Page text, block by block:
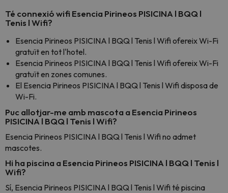
Té connexió wifi Esencia Pirineos PISICINA l BQQ l
Tenis l Wifi?
Esencia Pirineos PISICINA l BQQ l Tenis l Wifi ofereix Wi-Fi
gratuït en tot l'hotel.
Esencia Pirineos PISICINA l BQQ l Tenis l Wifi ofereix Wi-Fi
gratuït en zones comunes.
El Esencia Pirineos PISICINA l BQQ l Tenis l Wifi disposa de
Wi-Fi.
Puc allotjar-me amb mascota a Esencia Pirineos
PISICINA l BQQ l Tenis l Wifi?
Esencia Pirineos PISICINA l BQQ l Tenis l Wifi no admet
mascotes.
Hi ha piscina a Esencia Pirineos PISICINA l BQQ l Tenis l
Wifi?
Sí, Esencia Pirineos PISICINA l BQQ l Tenis l Wifi té piscina